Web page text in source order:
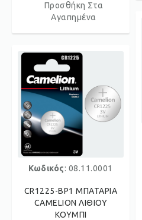
Προσθήκη Στα
Αγαπημένα
Κωδικός: 08.11.0001
CR1225-BP1 ΜΠΑΤΑΡΙΑ
CAMELION ΛΙΘΙΟΥ
ΚΟΥΜΠΙ